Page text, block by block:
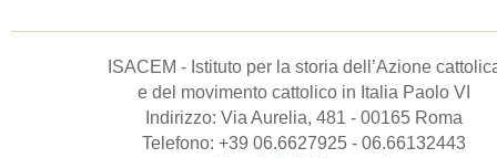
ISACEM - Istituto per la storia dell’Azione
e del movimento cattolico in Italia Paolo VI
Indirizzo: Via Aurelia, 481 - 00165 Roma
Telefono: +39 06.6627925 - 06.66132443